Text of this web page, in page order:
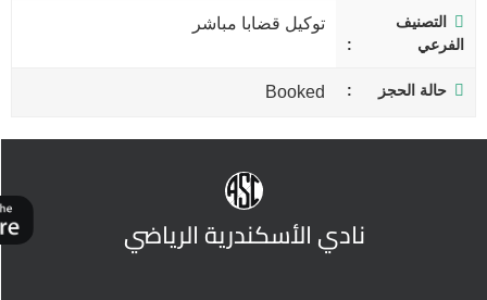
التصنيف
الفرعي
توكيل قضابا مباشر
حالة الحجز Booked
نادي الأسكندرية الرياضي